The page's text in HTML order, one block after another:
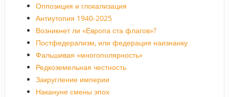
Оппозиция и глокализация
Антиутопия 1940-2025
Возникнет ли «Европа ста флагов»?
Постфедерализм, или федерация наизнанку
Фальшивая «многополярность»
Редкоземельная честность
Закругление империи
Накануне смены эпох